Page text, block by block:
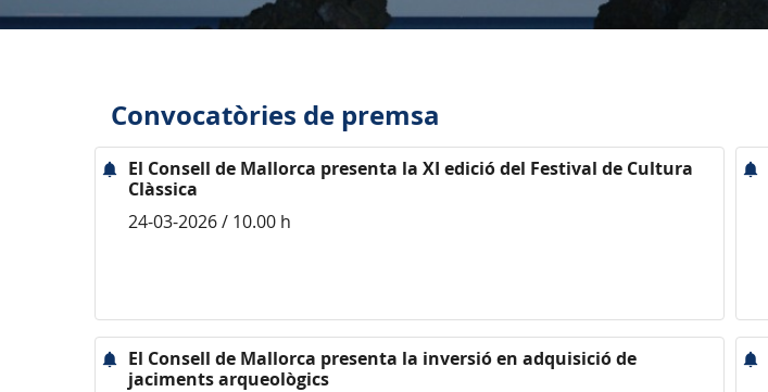
Convocatòries de premsa
El Consell de Mallorca presenta la XI edició del Festival de Cultura
Clàssica
24-03-2026 / 10.00 h
El Consell de Mallorca presenta la inversió en adquisició de
jaciments arqueològics